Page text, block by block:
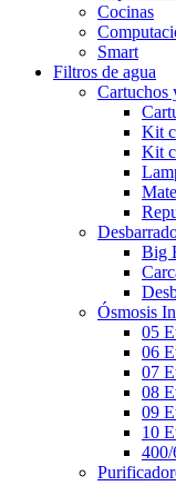
Cocinas
Smart
Filtros de agua
Cartuchos
Kit
Kit
Big
Ósmosis
05
06
07
08
09
10
400/